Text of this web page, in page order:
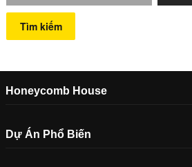
Tìm kiếm
Honeycomb House
Dự Án Phổ Biến